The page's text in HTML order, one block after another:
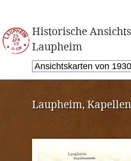
Historische
Laupheim
Laupheim,